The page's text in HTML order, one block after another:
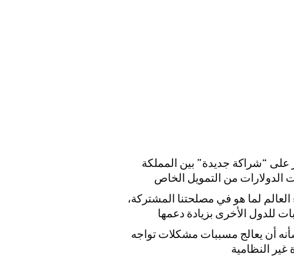
على “شراكة جديدة” بين المملكة
الدولارات من التمويل الخاص
العالم لما هو في مصلحتنا المشتركة،
للدول الأخرى بزيادة دعمها
أن يعالج مسببات مشكلات تواجه
غير النظامية